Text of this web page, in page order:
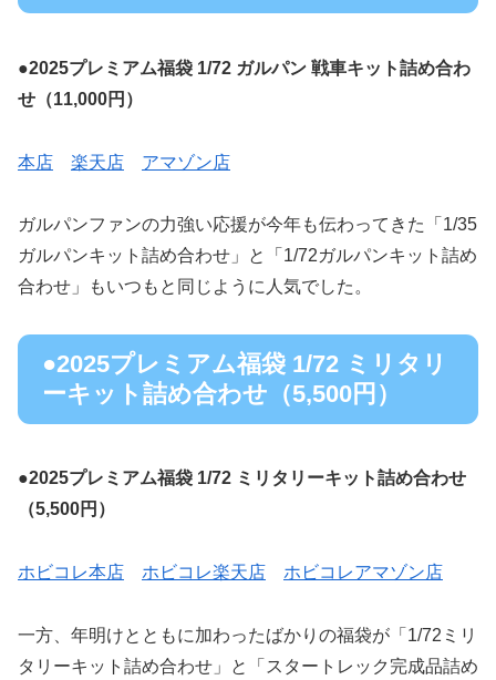
●2025プレミアム福袋 1/72 ガルパン 戦車キット詰め合わ
せ（11,000円）
本店 楽天店 アマゾン店
ガルパンファンの力強い応援が今年も伝わってきた「1/35
ガルパンキット詰め合わせ」と「1/72ガルパンキット詰め
合わせ」もいつもと同じように人気でした。
●2025プレミアム福袋 1/72 ミリタリ
ーキット詰め合わせ（5,500円）
●2025プレミアム福袋 1/72 ミリタリーキット詰め合わせ
（5,500円）
ホビコレ本店 ホビコレ楽天店 ホビコレアマゾン店
一方、年明けとともに加わったばかりの福袋が「1/72ミリ
タリーキット詰め合わせ」と「スタートレック完成品詰め